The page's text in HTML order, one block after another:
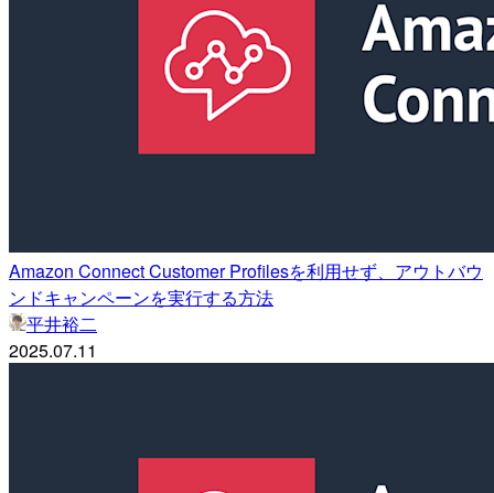
Amazon Connect Customer Profilesを利用せず、アウトバウ
ンドキャンペーンを実行する方法
平井裕二
2025.07.11